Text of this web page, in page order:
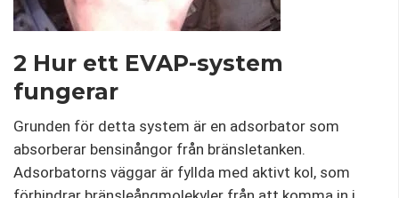
2 Hur ett EVAP-system
fungerar
Grunden för detta system är en adsorbator som
absorberar bensinångor från bränsletanken.
Adsorbatorns väggar är fyllda med aktivt kol, som